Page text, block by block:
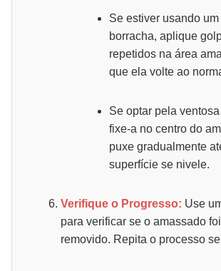
Se estiver usando
borracha, aplique
repetidos na área
que ela volte ao
Se optar pela
fixe-a no centro do
puxe gradualmente
superfície se nivele.
Verifique o Progresso: Use
para verificar se o amassado
removido. Repita o processo